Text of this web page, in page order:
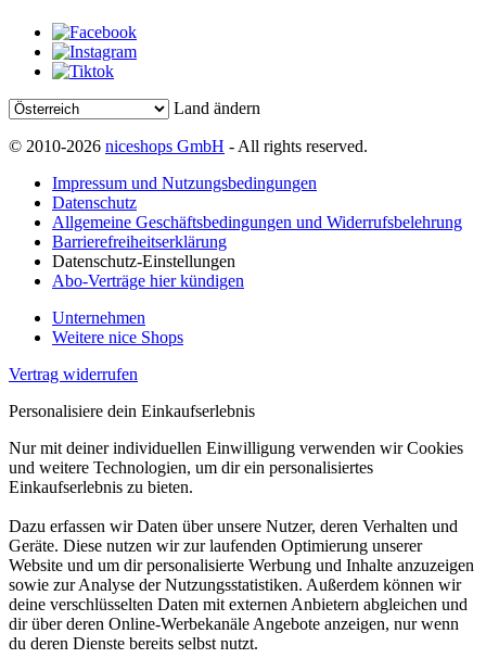
Land ändern
© 2010-2026 niceshops GmbH - All rights reserved.
Impressum und Nutzungsbedingungen
Datenschutz
Allgemeine Geschäftsbedingungen und Widerrufsbelehrung
Barrierefreiheitserklärung
Datenschutz-Einstellungen
Abo-Verträge hier kündigen
Unternehmen
Weitere nice Shops
Vertrag widerrufen
Personalisiere dein Einkaufserlebnis
Nur mit deiner individuellen Einwilligung verwenden wir Cookies
und weitere Technologien, um dir ein personalisiertes
Einkaufserlebnis zu bieten.
Dazu erfassen wir Daten über unsere Nutzer, deren Verhalten und
Geräte. Diese nutzen wir zur laufenden Optimierung unserer
Website und um dir personalisierte Werbung und Inhalte anzuzeigen
sowie zur Analyse der Nutzungsstatistiken. Außerdem können wir
deine verschlüsselten Daten mit externen Anbietern abgleichen und
dir über deren Online-Werbekanäle Angebote anzeigen, nur wenn
du deren Dienste bereits selbst nutzt.